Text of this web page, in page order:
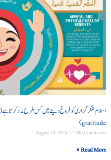
gratitude)
August 10, 2024 No Comments
Read More »